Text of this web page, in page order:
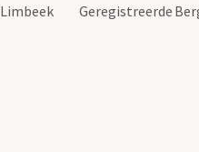
Limbeek Geregistreerde